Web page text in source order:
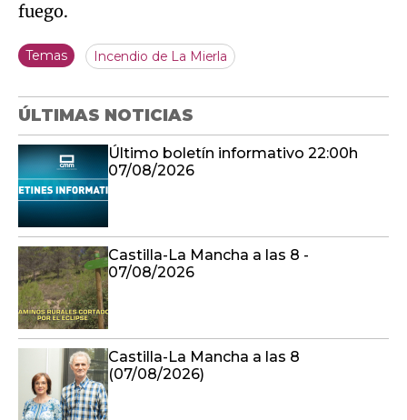
fuego.
Temas Incendio de La Mierla
ÚLTIMAS NOTICIAS
Último boletín informativo 22:00h
07/08/2026
Castilla-La Mancha a las 8 -
07/08/2026
Castilla-La Mancha a las 8
(07/08/2026)